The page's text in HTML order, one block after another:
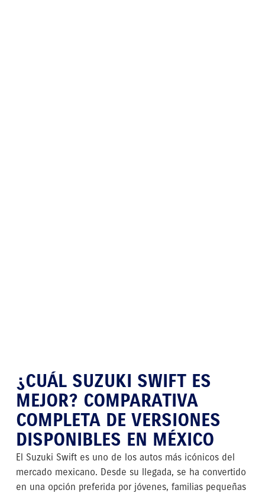
¿CUÁL SUZUKI SWIFT ES
MEJOR? COMPARATIVA
COMPLETA DE VERSIONES
DISPONIBLES EN MÉXICO
El Suzuki Swift es uno de los autos más icónicos del
mercado mexicano. Desde su llegada, se ha convertido
en una opción preferida por jóvenes, familias pequeñas